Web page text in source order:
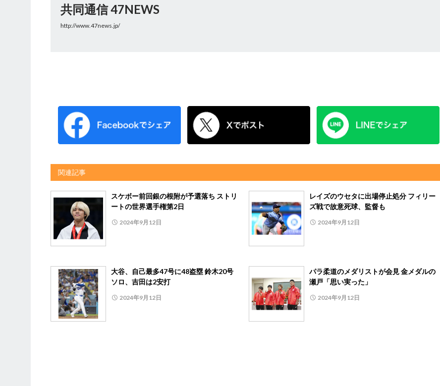
共同通信 47NEWS
http://www.47news.jp/
関連記事
スケボー前回銀の根附が予選落ち ストリ
ートの世界選手権第2日
2024年9月12日
レイズのウセタに出場停止処分 フィリー
ズ戦で故意死球、監督も
2024年9月12日
大谷、自己最多47号に48盗塁 鈴木20号
ソロ、吉田は2安打
2024年9月12日
パラ柔道のメダリストが会見 金メダルの
瀬戸「思い実った」
2024年9月12日